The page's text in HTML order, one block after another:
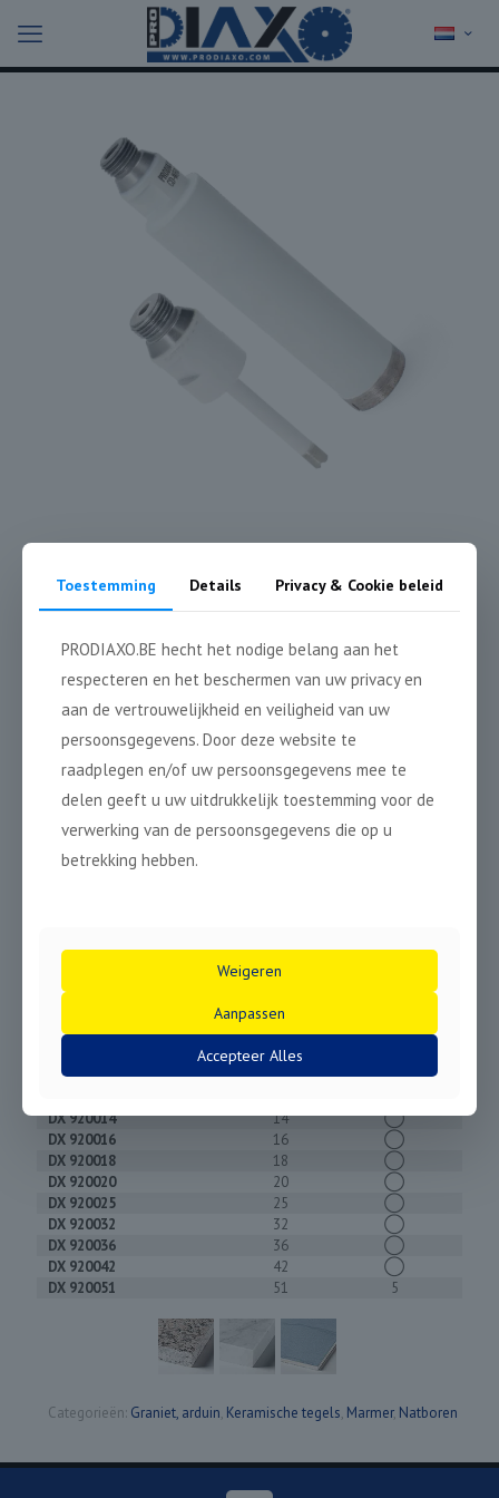
CD – W600
R 1/2″ 50 mm 120 mm
10 mm
2,5 mm
DX 920006
DX 920010
L = 120 mm
DX 920014
14
◯
DX 920016
16
◯
DX 920018
18
◯
DX 920020
20
◯
DX 920025
25
◯
DX 920032
32
◯
DX 920036
36
◯
DX 920042
42
◯
DX 920051
51 5
Categorieën: Graniet, arduin, Keramische tegels, Marmer, Natboren
Toestemming Details Privacy & Cookie beleid
PRODIAXO.BE hecht het nodige belang aan het
respecteren en het beschermen van uw privacy en
aan de vertrouwelijkheid en veiligheid van uw
persoonsgegevens. Door deze website te
raadplegen en/of uw persoonsgegevens mee te
delen geeft u uw uitdrukkelijk toestemming voor de
verwerking van de persoonsgegevens die op u
betrekking hebben.
Weigeren
Aanpassen
Accepteer Alles